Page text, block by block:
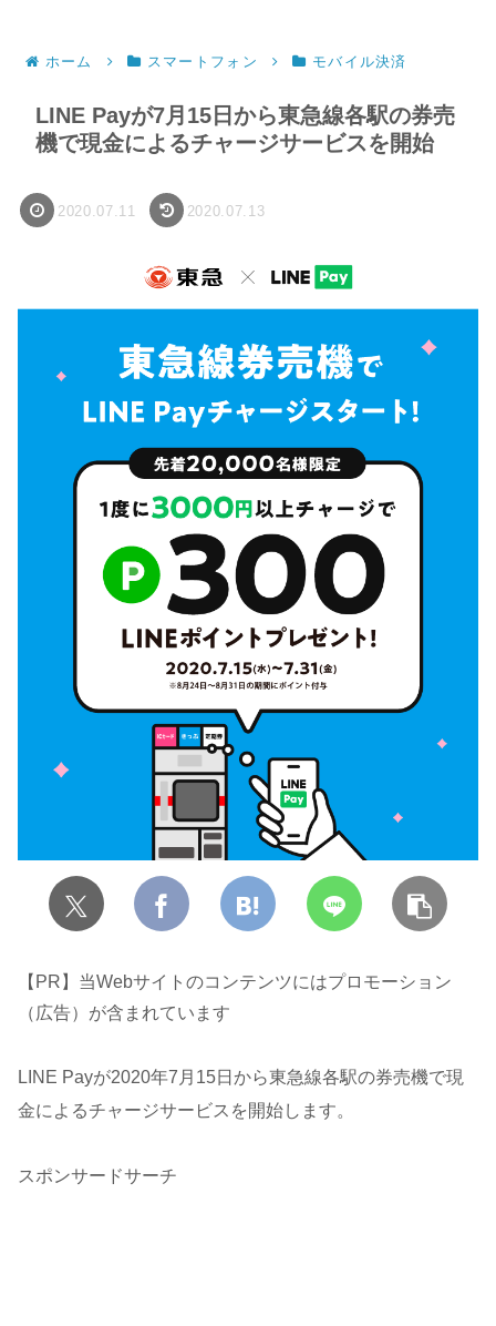
ホーム スマートフォン モバイル決済
LINE Payが7月15日から東急線各駅の券売
機で現金によるチャージサービスを開始
2020.07.11 2020.07.13
【PR】当Webサイトのコンテンツにはプロモーション
（広告）が含まれています
LINE Payが2020年7月15日から東急線各駅の券売機で現
金によるチャージサービスを開始します。
スポンサードサーチ